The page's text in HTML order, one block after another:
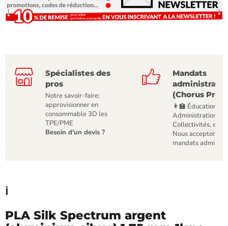
Spécialistes des
pros
Notre savoir-faire:
approvisionner en
consommable 3D les
TPE/PME
Besoin d'un devis ?
Mandats
(Chorus Pro)
👩‍🏫 Éducation,
Administrations,
Collectivités, etc
Nous acceptons
mandats
ℹ️
PLA Silk Spectrum argent